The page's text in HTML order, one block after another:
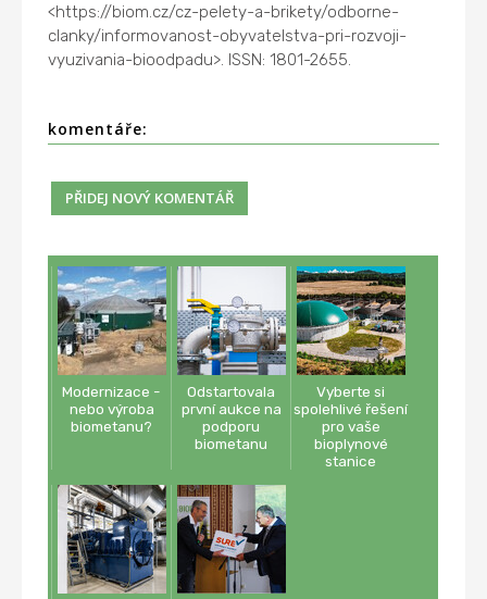
<https://biom.cz/cz-pelety-a-brikety/odborne-
clanky/informovanost-obyvatelstva-pri-rozvoji-
vyuzivania-bioodpadu>. ISSN: 1801-2655.
komentáře:
Modernizace -
nebo výroba
biometanu?
Odstartovala
první aukce na
podporu
biometanu
Vyberte si
spolehlivé řešení
pro vaše
bioplynové
stanice